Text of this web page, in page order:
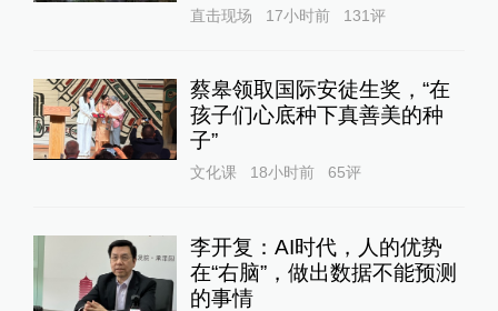
直击现场 17小时前 131评
蔡皋领取国际安徒生奖，“在
孩子们心底种下真善美的种
子”
文化课 18小时前 65评
李开复：AI时代，人的优势
在“右脑”，做出数据不能预测
的事情